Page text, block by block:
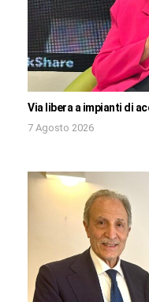
Via libera a impianti di
7 Agosto 2026